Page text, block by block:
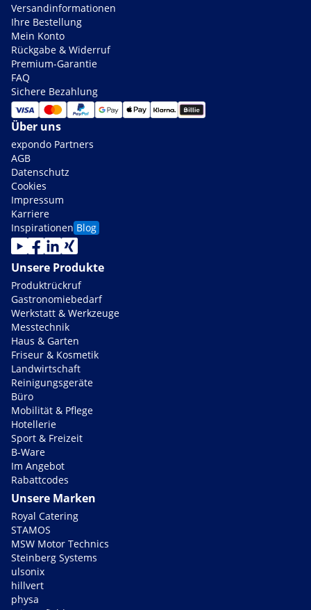
Versandinformationen
Ihre Bestellung
Mein Konto
Rückgabe & Widerruf
Premium-Garantie
FAQ
Sichere Bezahlung
Über uns
expondo Partners
AGB
Datenschutz
Cookies
Impressum
Karriere
Inspirationen Blog
Unsere Produkte
Produktrückruf
Gastronomiebedarf
Werkstatt & Werkzeuge
Messtechnik
Haus & Garten
Friseur & Kosmetik
Landwirtschaft
Reinigungsgeräte
Büro
Mobilität & Pflege
Hotellerie
Sport & Freizeit
B-Ware
Im Angebot
Rabattcodes
Unsere Marken
Royal Catering
STAMOS
MSW Motor Technics
Steinberg Systems
ulsonix
hillvert
physa